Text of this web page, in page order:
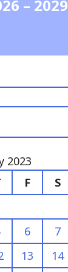
– 2029
2023
F S
6 7
13 14